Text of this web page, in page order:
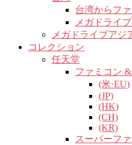
台湾からフ
メガドライ
メガドライブアジ
コレクション
任天堂
ファミコン &
(米·EU)
(JP)
(HK)
(CH)
(KR)
スーパーフ